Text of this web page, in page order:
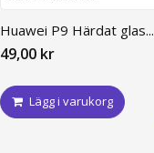
Huawei P9 Härdat glas...
49,00 kr
Lägg i varukorg